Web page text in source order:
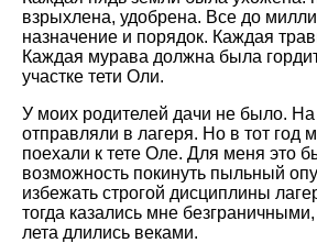
взрыхлена, удобрена. Все до
назначение и порядок. Каждая
Каждая мурава должна была
участке тети Оли.
У моих родителей дачи не было.
отправляли в лагеря. Но в тот год
поехали к тете Оле. Для меня это
возможность покинуть пыльный
избежать строгой дисциплины
тогда казались мне
лета длились веками.